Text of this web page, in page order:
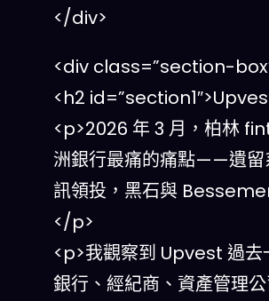
</div>
<div class=”section-
<h2
<p>2026 年 3 月，柏林
洲銀行最痛的痛點——遺
訊領投，黑石與
</p>
<p>我觀察到 Upvest 過去
銀行、經紀商、資產管理